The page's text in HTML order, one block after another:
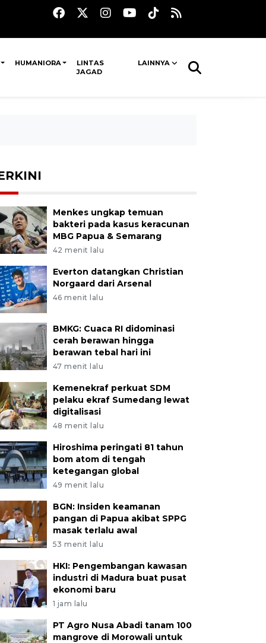
HUMANIORA
LINTAS
JAGAD
LAINNYA
Menkes ungkap temuan
bakteri pada kasus keracunan
MBG Papua & Semarang
42 menit lalu
Everton datangkan Christian
Norgaard dari Arsenal
46 menit lalu
BMKG: Cuaca RI didominasi
cerah berawan hingga
berawan tebal hari ini
47 menit lalu
Kemenekraf perkuat SDM
pelaku ekraf Sumedang lewat
digitalisasi
48 menit lalu
Hiroshima peringati 81 tahun
bom atom di tengah
ketegangan global
49 menit lalu
BGN: Insiden keamanan
pangan di Papua akibat SPPG
masak terlalu awal
53 menit lalu
HKI: Pengembangan kawasan
industri di Madura buat pusat
ekonomi baru
1 jam lalu
PT Agro Nusa Abadi tanam 100
mangrove di Morowali untuk